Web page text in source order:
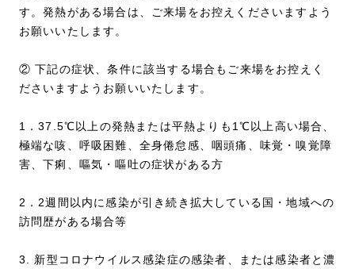
す。発熱がある場合は、ご来場をお控えくださいますよう
お願いいたします。
② 下記の症状、条件に該当する場合もご来場をお控えく
ださいますようお願いいたします。
1．37.5℃以上の発熱または平熱よりも1℃以上高い場合、
極端な咳、呼吸困難、全身倦怠感、咽頭痛、味覚・嗅覚障
害、下痢、嘔気・嘔吐の症状がある方
2．2週間以内に感染が引き続き拡大している国・地域への
訪問歴がある場合等
3. 新型コロナウイルス感染症の感染者、または感染者と濃